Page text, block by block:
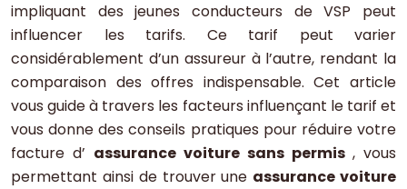
impliquant des jeunes conducteurs de VSP peut
influencer les tarifs. Ce tarif peut varier
considérablement d’un assureur à l’autre, rendant la
comparaison des offres indispensable. Cet article
vous guide à travers les facteurs influençant le tarif et
vous donne des conseils pratiques pour réduire votre
facture d’ assurance voiture sans permis , vous
permettant ainsi de trouver une assurance voiture